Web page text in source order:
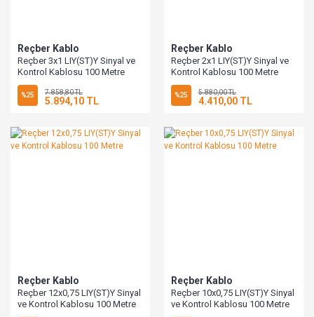
Reçber Kablo
Reçber 3x1 LIY(ST)Y Sinyal ve
Kontrol Kablosu 100 Metre
%25 7.858,80 TL
5.894,10 TL
Reçber Kablo
Reçber 2x1 LIY(ST)Y Sinyal ve
Kontrol Kablosu 100 Metre
%25 5.880,00 TL
4.410,00 TL
Reçber Kablo
Reçber 12x0,75 LIY(ST)Y Sinyal
ve Kontrol Kablosu 100 Metre
Reçber Kablo
Reçber 10x0,75 LIY(ST)Y Sinyal
ve Kontrol Kablosu 100 Metre